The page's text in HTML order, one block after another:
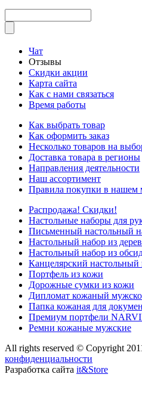
Чат
Отзывы
Скидки акции
Карта сайта
Как с нами связаться
Время работы
Как выбрать товар
Как оформить заказ
Несколько товаров на
Доставка товара в регионы
Направления деятельности
Наш ассортимент
Правила покупки в нашем
Распродажа! Скидки!
Настольные наборы для
Письменный настольный
Настольный набор из
Настольный набор из
Канцелярский
Портфель из кожи
Дорожные сумки из кожи
Дипломат кожаный
Папка кожаная для
Премиум портфели
Ремни кожаные мужские
All rights reserved © Copyright
конфиденциальности
Разработка сайта it&Store